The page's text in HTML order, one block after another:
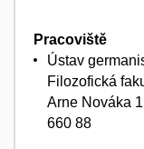
Pracoviště
Ústav
Filozofická
Arne Nováka 1
660 88